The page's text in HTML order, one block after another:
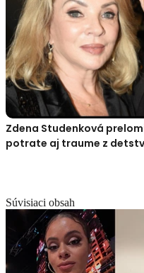
Zdena Studenková
potrate aj traume z
Súvisiaci obsah